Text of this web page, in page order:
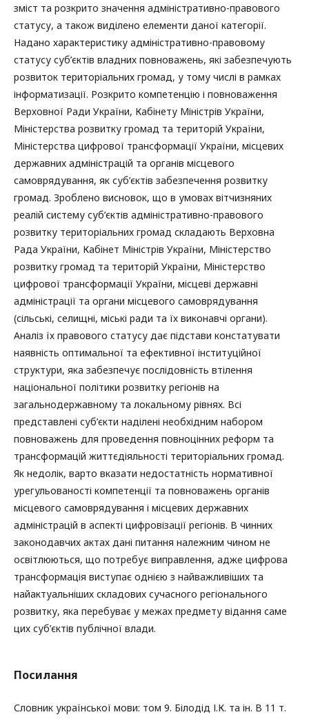
зміст та розкрито значення адміністративно-правового
статусу, а також виділено елементи даної категорії.
Надано характеристику адміністративно-правовому
статусу суб’єктів владних повноважень, які забезпечують
розвиток територіальних громад, у тому числі в рамках
інформатизації. Розкрито компетенцію і повноваження
Верховної Ради України, Кабінету Міністрів України,
Міністерства розвитку громад та територій України,
Міністерства цифрової трансформації України, місцевих
державних адміністрацій та органів місцевого
самоврядування, як суб’єктів забезпечення розвитку
громад. Зроблено висновок, що в умовах вітчизняних
реалій систему суб’єктів адміністративно-правового
розвитку територіальних громад складають Верховна
Рада України, Кабінет Міністрів України, Міністерство
розвитку громад та територій України, Міністерство
цифрової трансформації України, місцеві державні
адміністрації та органи місцевого самоврядування
(сільські, селищні, міські ради та їх виконавчі органи).
Аналіз їх правового статусу дає підстави констатувати
наявність оптимальної та ефективної інституційної
структури, яка забезпечує послідовність втілення
національної політики розвитку регіонів на
загальнодержавному та локальному рівнях. Всі
представлені суб’єкти наділені необхідним набором
повноважень для проведення повноцінних реформ та
трансформацій життєдіяльності територіальних громад.
Як недолік, варто вказати недостатність нормативної
урегульованості компетенції та повноважень органів
місцевого самоврядування і місцевих державних
адміністрацій в аспекті цифровізації регіонів. В чинних
законодавчих актах дані питання належним чином не
освітлюються, що потребує виправлення, адже цифрова
трансформація виступає однією з найважливіших та
найактуальніших складових сучасного регіонального
розвитку, яка перебуває у межах предмету відання саме
цих суб’єктів публічної влади.
Посилання
Словник української мови: том 9. Білодід І.К. та ін. В 11 т.